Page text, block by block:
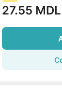
27.55 MDL